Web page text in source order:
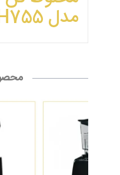
مدل HBH755